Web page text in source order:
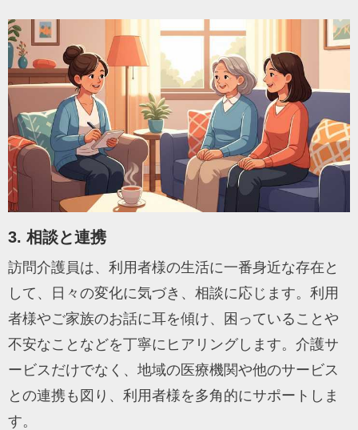
3. 相談と連携
訪問介護員は、利用者様の生活に一番身近な存在と
して、日々の変化に気づき、相談に応じます。利用
者様やご家族のお話に耳を傾け、困っていることや
不安なことなどを丁寧にヒアリングします。介護サ
ービスだけでなく、地域の医療機関や他のサービス
との連携も図り、利用者様を多角的にサポートしま
す。